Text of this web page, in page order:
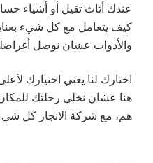
عندك أثاث ثقيل أو أشياء
كيف يتعامل مع كل شيء
والأدوات عشان نوصل
اختارك لنا يعني اختيارك
هنا عشان نخلي رحلتك
هم، مع شركة الانجاز كل